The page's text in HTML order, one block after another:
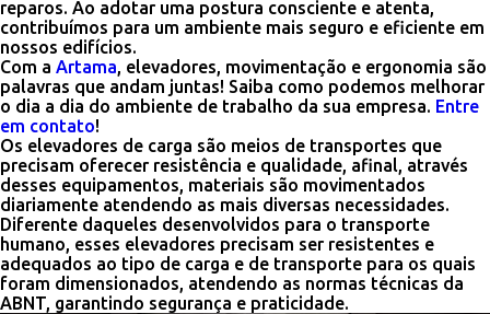
reparos. Ao adotar uma postura consciente e atenta,
contribuímos para um ambiente mais seguro e eficiente em
nossos edifícios.
Com a Artama, elevadores, movimentação e ergonomia são
palavras que andam juntas! Saiba como podemos melhorar
o dia a dia do ambiente de trabalho da sua empresa. Entre
em contato!
Os elevadores de carga são meios de transportes que
precisam oferecer resistência e qualidade, afinal, através
desses equipamentos, materiais são movimentados
diariamente atendendo as mais diversas necessidades.
Diferente daqueles desenvolvidos para o transporte
humano, esses elevadores precisam ser resistentes e
adequados ao tipo de carga e de transporte para os quais
foram dimensionados, atendendo as normas técnicas da
ABNT, garantindo segurança e praticidade.